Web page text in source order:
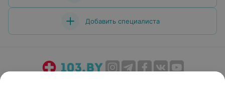
Добавить специалиста